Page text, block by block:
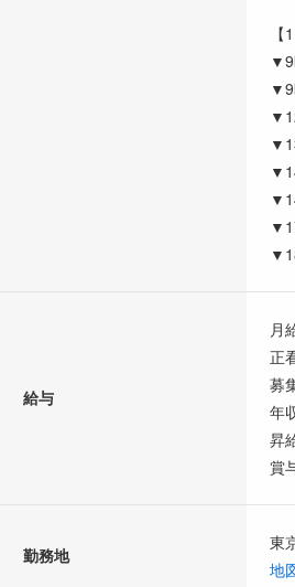
▼9
▼9
給与
月
正
募
年
昇
賞
勤務地
東
地